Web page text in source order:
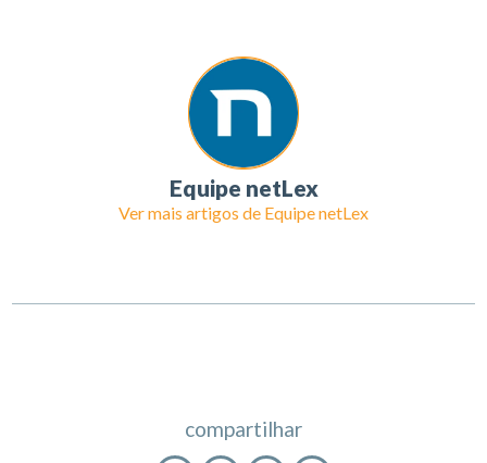
Equipe netLex
Ver mais artigos de Equipe netLex
compartilhar